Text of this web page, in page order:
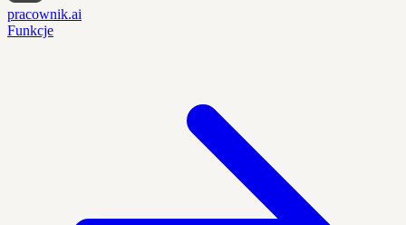
pracownik.ai
Funkcje